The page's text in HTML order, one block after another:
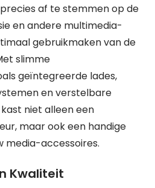
af te stemmen op de
en andere multimedia-
gebruikmaken van de
slimme
geïntegreerde lades,
en verstelbare
niet alleen een
maar ook een handige
media-accessoires.
Kwaliteit